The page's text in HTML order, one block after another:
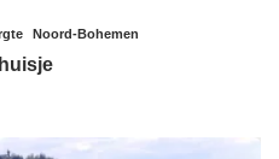
Noord-Bohemen